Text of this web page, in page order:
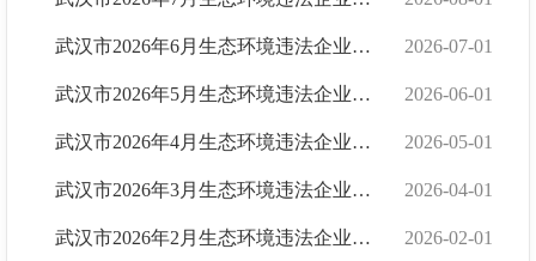
武汉市2026年6月生态环境违法企业名单 2026-07-01
武汉市2026年5月生态环境违法企业名单 2026-06-01
武汉市2026年4月生态环境违法企业名单 2026-05-01
武汉市2026年3月生态环境违法企业名单 2026-04-01
武汉市2026年2月生态环境违法企业名单 2026-02-01